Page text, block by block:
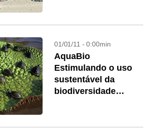
01/01/11 - 0:00min
AquaBio
Estimulando o uso
sustentável da
biodiversidade